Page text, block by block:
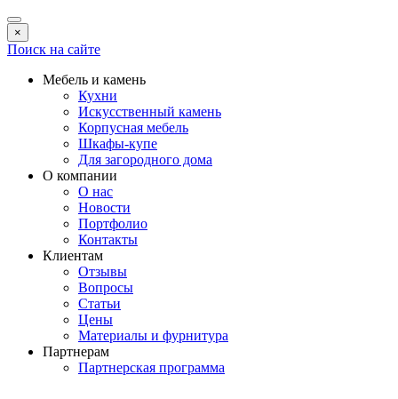
×
Поиск на сайте
Мебель и камень
Кухни
Искусственный камень
Корпусная мебель
Шкафы-купе
Для загородного дома
О компании
О нас
Новости
Портфолио
Контакты
Клиентам
Отзывы
Вопросы
Статьи
Цены
Материалы и фурнитура
Партнерам
Партнерская программа